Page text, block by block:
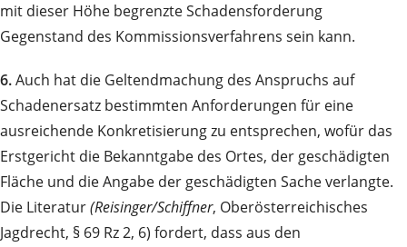
mit dieser Höhe begrenzte Schadensforderung
Gegenstand des Kommissionsverfahrens sein kann.
6.Auch hat die Geltendmachung des Anspruchs auf
Schadenersatz bestimmten Anforderungen für eine
ausreichende Konkretisierung zu entsprechen, wofür das
Erstgericht die Bekanntgabe des Ortes, der geschädigten
Fläche und die Angabe der geschädigten Sache verlangte.
Die Literatur(Reisinger/Schiffner, Oberösterreichisches
Jagdrecht, § 69 Rz 2, 6) fordert, dass aus den